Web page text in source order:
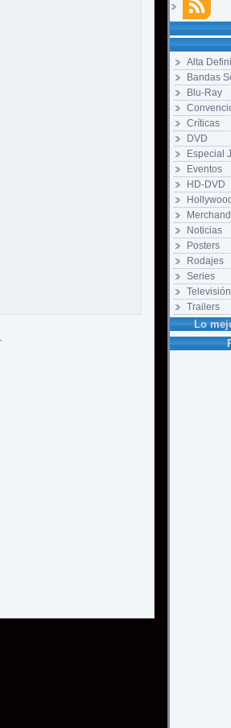
Alta
Bandas
Blu-Ray
Críticas
DVD
Especial
Eventos
HD-DVD
Hollywood
Noticias
Posters
Rodajes
Series
Televisión
Trailers
Lo